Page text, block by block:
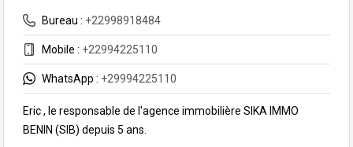
Bureau : +22998918484
Mobile : +22994225110
WhatsApp : +29994225110
Eric , le responsable de l'agence immobilière SIKA IMMO
BENIN (SIB) depuis 5 ans.